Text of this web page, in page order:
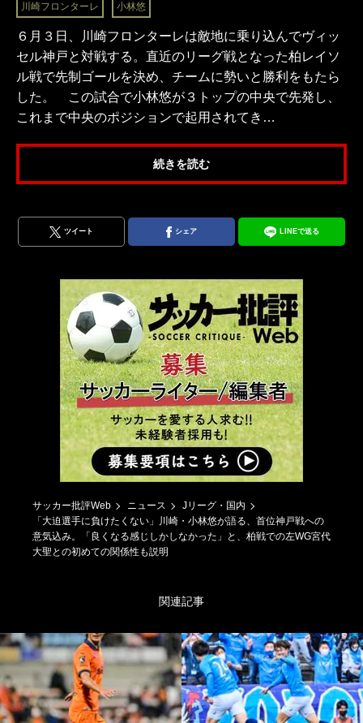
川崎フロンターレ 小林悠
６月３日、川崎フロンターレは敵地に乗り込んでヴィッ
セル神戸と対戦する。直近のリーグ戦となった柏レイソ
ル戦で先制ゴールを決め、チームに勢いと勝利をもたら
した。 この試合で小林悠が３トップの中央で先発し、
これまで中央のポジションで起用されてき…
続きを読む
ツイート シェア LINEで送る
サッカー批評Web ニュース
Jリーグ・国内
「大迫選手に負けたくない」川崎・小林悠が語る、首位神戸戦への
意気込み。「良くなる感じしかしなかった」と、柏戦での左WG宮代
大聖との初めての関係性も説明
関連記事